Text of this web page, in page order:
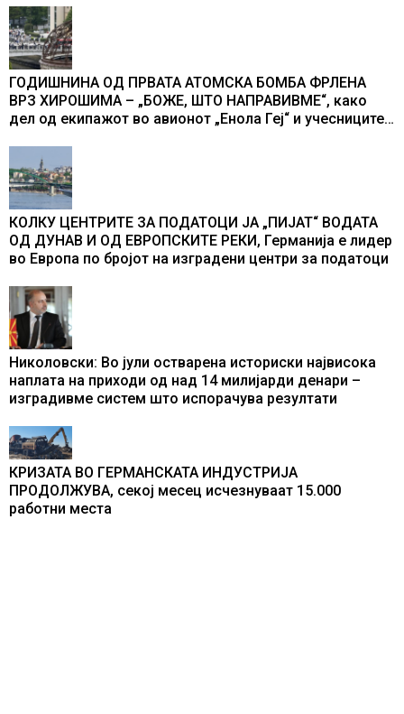
ГОДИШНИНА ОД ПРВАТА АТОМСКА БОМБА ФРЛЕНА
ВРЗ ХИРОШИМА – „БОЖЕ, ШТО НАПРАВИВМЕ“, како
дел од екипажот во авионот „Енола Геј“ и учесниците
промени текот на историјата
КОЛКУ ЦЕНТРИТЕ ЗА ПОДАТОЦИ ЈА „ПИЈАТ“ ВОДАТА
ОД ДУНАВ И ОД ЕВРОПСКИТЕ РЕКИ, Германија е лидер
во Европа по бројот на изградени центри за податоци
Николовски: Во јули остварена историски највисока
наплата на приходи од над 14 милијарди денари –
изградивме систем што испорачува резултати
КРИЗАТА ВО ГЕРМАНСКАТА ИНДУСТРИЈА
ПРОДОЛЖУВА, секој месец исчезнуваат 15.000
работни места